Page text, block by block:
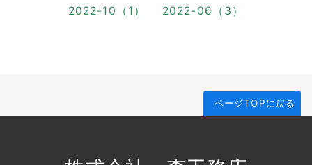
2022-10（1）
2022-06（3）
ページTOPに戻る